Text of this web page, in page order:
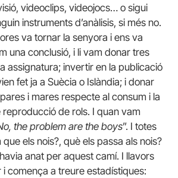
videoclips, videojocs… o sigui
instruments d’anàlisis, si més no.
va tornar la senyora i ens va
una conclusió, i li vam donar tres
assignatura; invertir en la publicació
fet ja a Suècia o Islàndia; i donar
i mares respecte al consum i la
de rols. I quan vam
the problem are the boys”. I totes
els nois?, què els passa als nois?
anat per aquest camí. I llavors
comença a treure estadístiques: